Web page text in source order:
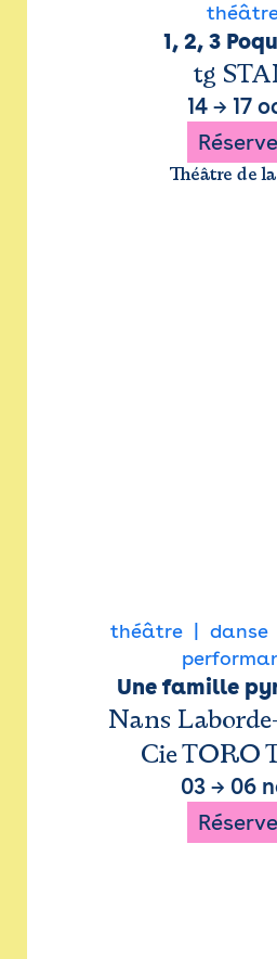
1, 2, 3
tg
14 → 17
Théâtre de
théâtre danse
Une famille
Nans
Cie TORO
03 → 06